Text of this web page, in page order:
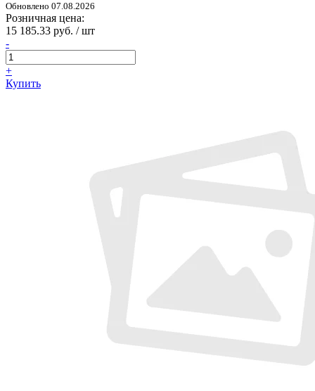
Обновлено 07.08.2026
Розничная цена:
15 185.33 руб. / шт
-
+
Купить